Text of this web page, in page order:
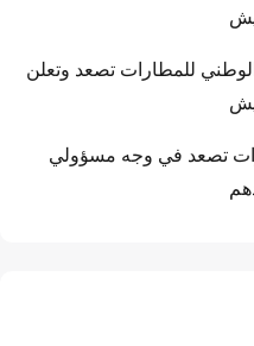
للمطارات تصعد وتعلن
تصعد في وجه مسؤولي